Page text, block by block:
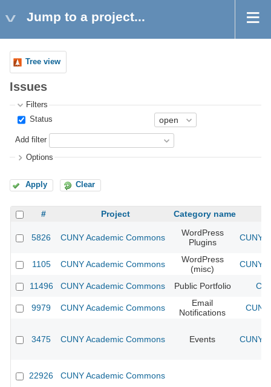
Jump to a project...
Tree view
Issues
Filters
Status
Add filter
Options
Apply Clear
# Project Category name
5826 CUNY Academic Commons
WordPress
Plugins
CUNY
1105 CUNY Academic Commons
WordPress
(misc)
CUNY
11496 CUNY Academic Commons Public Portfolio
9979 CUNY Academic Commons
Email
Notifications
3475 CUNY Academic Commons Events CUNY
22926 CUNY Academic Commons